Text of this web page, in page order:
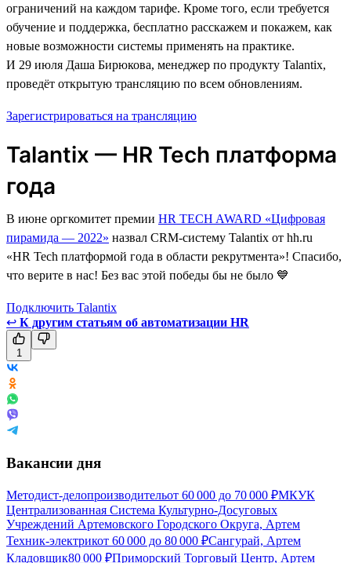
ограничений на каждом тарифе. Кроме того, если требуется
обучение и поддержка, бесплатно расскажем и покажем, как
новые возможности системы применять на практике.
И 29 июля Даша Бирюкова, менеджер по продукту Talantix,
проведёт открытую трансляцию по всем обновлениям.
Зарегистрироваться на трансляцию
Talantix — HR Tech платформа
года
В июне оргкомитет премии HR TECH AWARD «Цифровая
пирамида — 2022» назвал CRM-систему Talantix от hh.ru
«HR Tech платформой года в области рекрутмента»! Спасибо,
что верите в нас! Без вас этой победы бы не было 💙
Подключить Talantix
↩ К другим статьям об автоматизации HR
1
Вакансии дня
Методист-делопроизводительот 60 000 до 70 000 ₽МКУК
Централизованная Система Культурно-Досуговых
Учреждений Артемовского Городского Округа, Артем
Техник-электрикот 60 000 до 80 000 ₽Сангурай, Артем
Кладовщик80 000 ₽Приморский Торговый Центр, Артем